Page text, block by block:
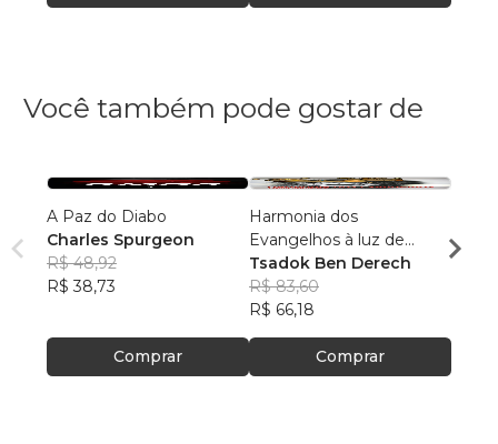
Você também pode gostar de
A Paz do Diabo
Charles Spurgeon
R$ 48,92
R$ 38,73
Comprar
Harmonia dos
Evangelhos à luz de
manuscritos aramaicos e
da cultura judaica
Tsadok Ben Derech
R$ 83,60
R$ 66,18
Comprar